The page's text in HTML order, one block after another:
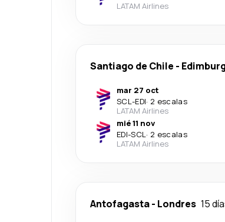
LATAM Airlines
Santiago de Chile -
mar 27 oct
SCL-EDI· 2 escalas
LATAM Airlines
mié 11 nov
EDI-SCL· 2 escalas
LATAM Airlines
Antofagasta- Londres 15